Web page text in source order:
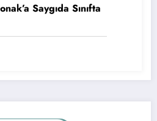
Saygıda Sınıfta